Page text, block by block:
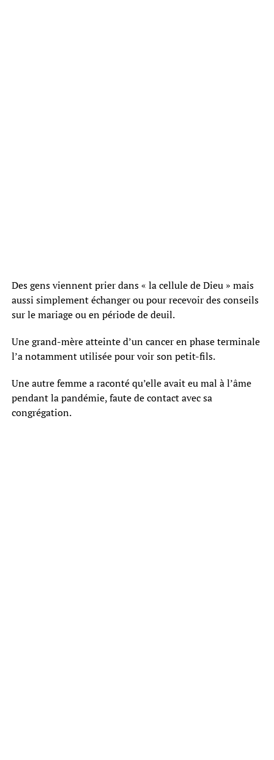
Des gens viennent prier dans « la cellule de Dieu » mais
aussi simplement échanger ou pour recevoir des conseils
sur le mariage ou en période de deuil.
Une grand-mère atteinte d’un cancer en phase terminale
l’a notamment utilisée pour voir son petit-fils.
Une autre femme a raconté qu’elle avait eu mal à l’âme
pendant la pandémie, faute de contact avec sa
congrégation.